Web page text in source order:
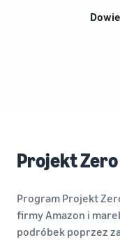
Projekt Zero
Program Projekt
firmy Amazon i
podróbek poprzez